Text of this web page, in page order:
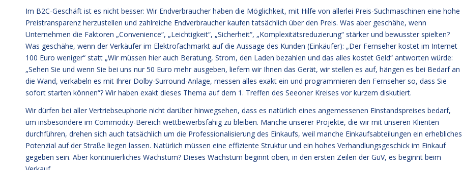
Im B2C-Geschäft ist es nicht besser: Wir Endverbraucher haben die Möglichkeit, mit Hilfe von allerlei Preis-Suchmaschinen eine hohe
Preistransparenz herzustellen und zahlreiche Endverbraucher kaufen tatsächlich über den Preis. Was aber geschähe, wenn
Unternehmen die Faktoren „Convenience“, „Leichtigkeit“, „Sicherheit“, „Komplexitätsreduzierung“ stärker und bewusster spielten?
Was geschähe, wenn der Verkäufer im Elektrofachmarkt auf die Aussage des Kunden (Einkäufer): „Der Fernseher kostet im Internet
100 Euro weniger“ statt „Wir müssen hier auch Beratung, Strom, den Laden bezahlen und das alles kostet Geld“ antworten würde:
„Sehen Sie und wenn Sie bei uns nur 50 Euro mehr ausgeben, liefern wir Ihnen das Gerät, wir stellen es auf, hängen es bei Bedarf an
die Wand, verkabeln es mit Ihrer Dolby-Surround-Anlage, messen alles exakt ein und programmieren den Fernseher so, dass Sie
sofort starten können“? Wir haben exakt dieses Thema auf dem 1. Treffen des Seeoner Kreises vor kurzem diskutiert.
Wir dürfen bei aller Vertriebseuphorie nicht darüber hinwegsehen, dass es natürlich eines angemessenen Einstandspreises bedarf,
um insbesondere im Commodity-Bereich wettbewerbsfähig zu bleiben. Manche unserer Projekte, die wir mit unseren Klienten
durchführen, drehen sich auch tatsächlich um die Professionalisierung des Einkaufs, weil manche Einkaufsabteilungen ein erhebliches
Potenzial auf der Straße liegen lassen. Natürlich müssen eine effiziente Struktur und ein hohes Verhandlungsgeschick im Einkauf
gegeben sein. Aber kontinuierliches Wachstum? Dieses Wachstum beginnt oben, in den ersten Zeilen der GuV, es beginnt beim